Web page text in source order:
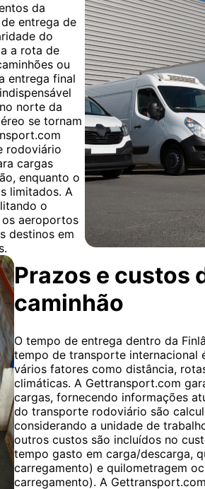
da
entrega de
do
a rota de
ou
entrega final
norte da
se tornam
rodoviário
cargas
enquanto o
limitados. A
o
os aeroportos
destinos em
Prazos e custos
caminhão
O tempo de entrega dentro da
tempo de transporte internacional
vários fatores como distância,
climáticas. A Gettransport.com
cargas, fornecendo informações
do transporte rodoviário são
considerando a unidade de
outros custos são incluídos no
tempo gasto em carga/descarga,
carregamento) e quilometragem
carregamento). A